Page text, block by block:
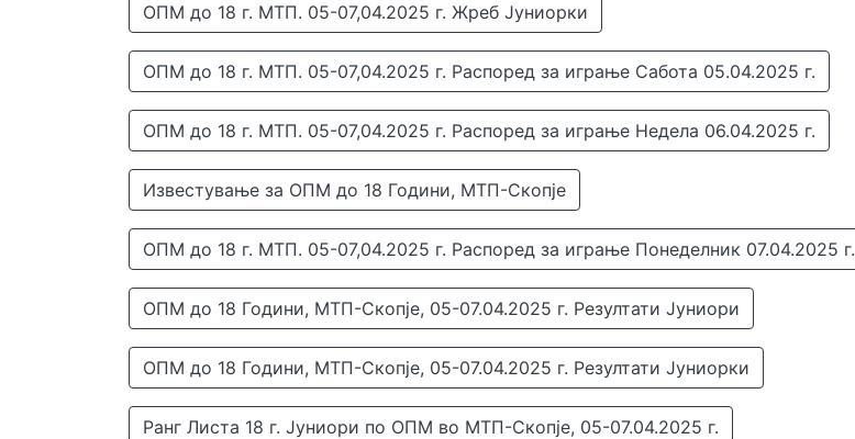
ОПМ до 18 г. МТП. 05-07,04.2025 г. Жреб Јуниорки
ОПМ до 18 г. МТП. 05-07,04.2025 г. Распоред за играње Сабота 05.04.2025 г.
ОПМ до 18 г. МТП. 05-07,04.2025 г. Распоред за играње Недела 06.04.2025 г.
Известување за ОПМ до 18 Години, МТП-Скопје
ОПМ до 18 г. МТП. 05-07,04.2025 г. Распоред за играње Понеделник 07.04.2025 г.
ОПМ до 18 Години, МТП-Скопје, 05-07.04.2025 г. Резултати Јуниори
ОПМ до 18 Години, МТП-Скопје, 05-07.04.2025 г. Резултати Јуниорки
Ранг Листа 18 г. Јуниори по ОПМ во МТП-Скопје, 05-07.04.2025 г.